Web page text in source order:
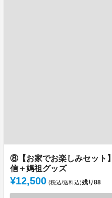
⑧【お家でお楽しみセット
信＋媽祖グッズ
¥12,500 (税込/送料込)残り88